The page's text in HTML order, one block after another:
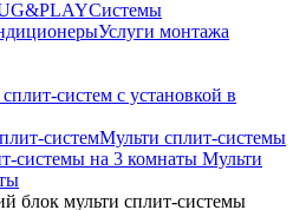
Системы
Услуги монтажа
систем с установкой в
системМульти сплит-системы
системы на 3 комнаты Мульти
блок мульти сплит-системы